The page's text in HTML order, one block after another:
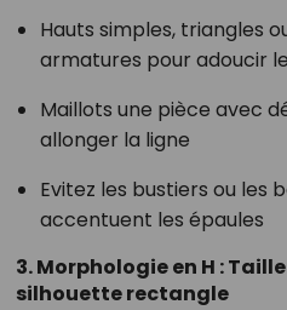
Hauts simples, triangles
armatures pour adoucir
Maillots une pièce avec
allonger la ligne
Evitez les bustiers ou les
accentuent les épaules
3. Morphologie en H :
silhouette rectangle